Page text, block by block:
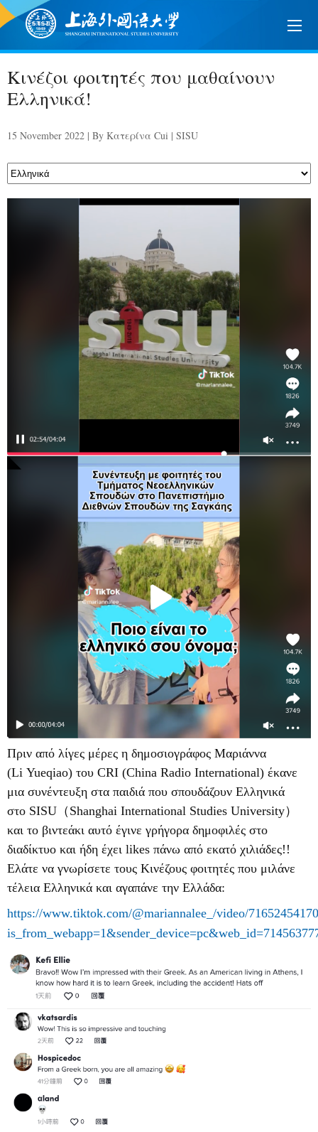
Κινέζοι φοιτητές που μαθαίνουν
Ελληνικά!
15 November 2022 | By Κατερίνα Cui | SISU
Πριν από λίγες μέρες η δημοσιογράφος Μαριάννα
(Li Yueqiao) του CRI (China Radio International) έκανε
μια συνέντευξη στα παιδιά που σπουδάζουν Ελληνικά
στο SISU （ Shanghai International Studies University）
και το βιντεάκι αυτό έγινε γρήγορα δημοφιλές στο
διαδίκτυο και ήδη έχει likes πάνω από εκατό χιλιάδες!!
Ελάτε να γνωρίσετε τους Κινέζους φοιτητές που μιλάνε
τέλεια Ελληνικά και αγαπάνε την Ελλάδα:
https://www.tiktok.com/@mariannalee_/video/